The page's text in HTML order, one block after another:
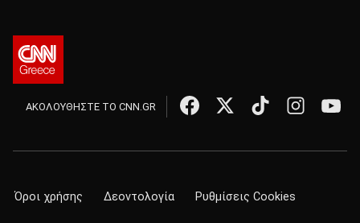
ΑΚΟΛΟΥΘΗΣΤΕ ΤΟ CNN.GR
Όροι χρήσης Δεοντολογία Ρυθμίσεις Cookies